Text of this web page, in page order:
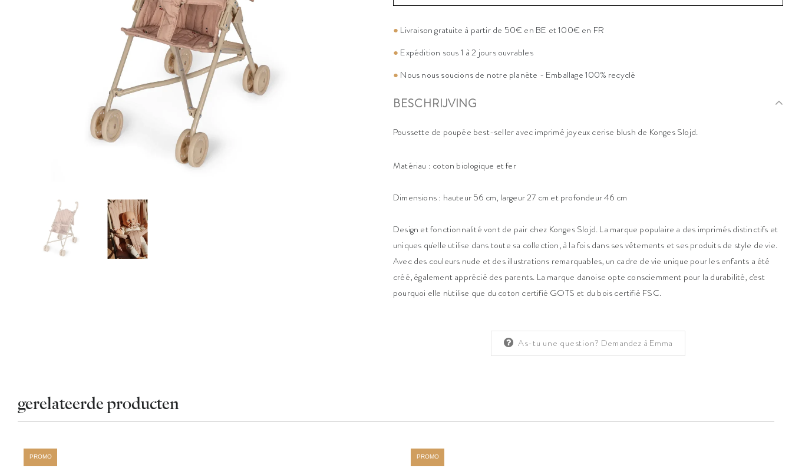
● Livraison gratuite à partir de 50€ en BE et 100€ en FR
● Expédition sous 1 à 2 jours ouvrables
● Nous nous soucions de notre planète - Emballage 100% recyclé
BESCHRIJVING
Poussette de poupée best-seller avec imprimé joyeux cerise blush de Konges Slojd.
Matériau : coton biologique et fer
Dimensions : hauteur 56 cm, largeur 27 cm et profondeur 46 cm
Design et fonctionnalité vont de pair chez Konges Slojd. La marque populaire a des imprimés distinctifs et
uniques qu'elle utilise dans toute sa collection, à la fois dans ses vêtements et ses produits de style de vie.
Avec des couleurs nude et des illustrations remarquables, un cadre de vie unique pour les enfants a été
créé, également apprécié des parents. La marque danoise opte consciemment pour la durabilité, c'est
pourquoi elle n'utilise que du coton certifié GOTS et du bois certifié FSC.
As-tu une question? Demandez à Emma
gerelateerde producten
PROMO PROMO